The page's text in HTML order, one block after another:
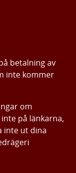
betalning av
inte kommer
om
på länkarna,
inte ut dina